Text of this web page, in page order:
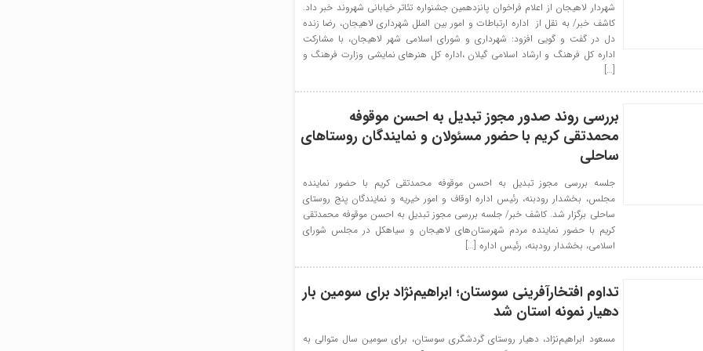
شهردار لاهیجان از اعلام فراخوان پانزدهمین جشنواره تئاتر خیابانی شهروند خبر داد.
کاشف خبر/ به نقل از اداره ارتباطات و امور بین الملل شهرداری لاهیجان، رضا زنده
دل در گفت و گویی افزود: شهرداری و شورای اسلامی شهر لاهیجان، با مشارکت
اداره کل فرهنگ و ارشاد اسلامی گیلان ،اداره کل هنرهای نمایشی وزارت فرهنگ و
[…]
بررسی روند صدور مجوز تبدیل به احسن موقوفه
محمدتقی کریم با حضور مسئولان و نمایندگان روستاهای
ساحلی
جلسه بررسی مجوز تبدیل به احسن موقوفه محمدتقی کریم با حضور نماینده
مجلس، بخشدار رودبنه، رئیس اداره اوقاف و امور خیریه و نمایندگان پنج روستای
ساحلی برگزار شد. کاشف خبر/ جلسه بررسی مجوز تبدیل به احسن موقوفه محمدتقی
کریم با حضور نماینده مردم شهرستان‌های لاهیجان و سیاهکل در مجلس شورای
اسلامی، بخشدار رودبنه، رئیس اداره […]
تداوم افتخارآفرینی سوستان؛ ابراهیم‌نژاد برای سومین بار
دهیار نمونه استان شد
مسعود ابراهیم‌نژاد، دهیار روستای گردشگری سوستان، برای سومین سال متوالی به